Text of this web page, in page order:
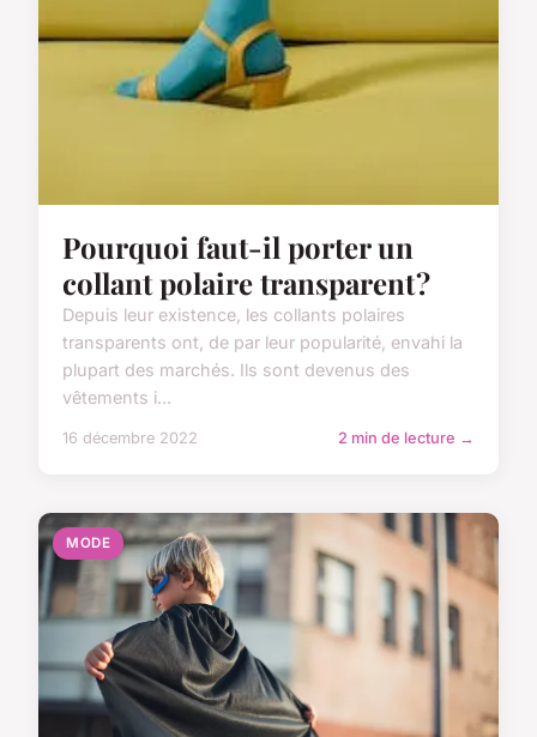
Pourquoi faut-il porter un
collant polaire transparent ?
Depuis leur existence, les collants polaires
transparents ont, de par leur popularité, envahi la
plupart des marchés. Ils sont devenus des
vêtements i...
16 décembre 2022 2 min de lecture →
MODE